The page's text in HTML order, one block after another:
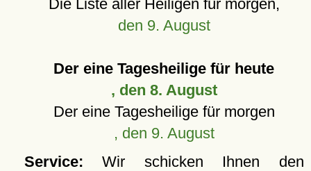
Die Liste aller Heiligen für morgen,
den 9. August
Der eine Tagesheilige für heute
, den 8. August
Der eine Tagesheilige für morgen
, den 9. August
Service: Wir schicken Ihnen den